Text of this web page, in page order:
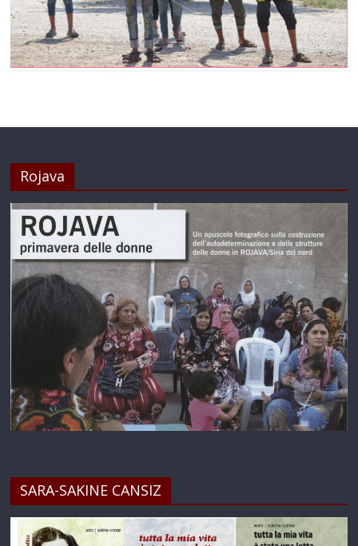
Rojava
SARA-SAKINE CANSIZ